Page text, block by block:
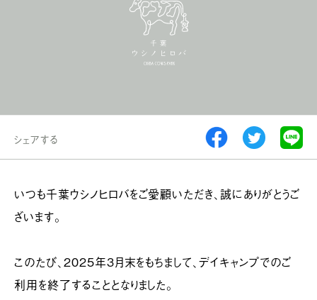
シェアする
いつも千葉ウシノヒロバをご愛顧いただき、誠にありがとうご
ざいます。
このたび、2025年3月末をもちまして、デイキャンプでのご
利用を終了することとなりました。